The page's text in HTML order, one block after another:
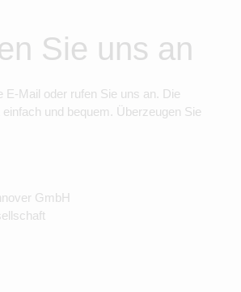
Sie uns an
E-Mail oder rufen Sie uns an. Die
und bequem. Überzeugen Sie
GmbH